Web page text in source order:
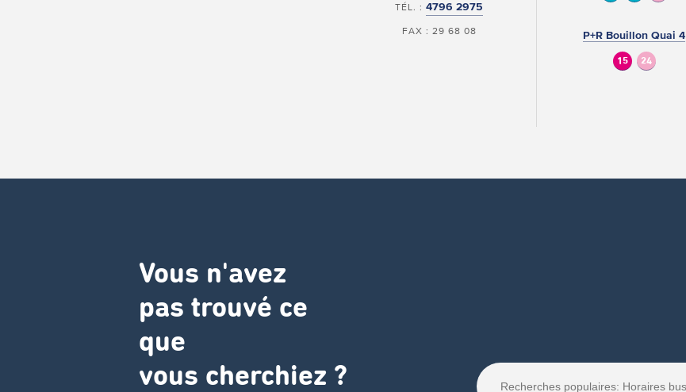
TÉL. :4796 2975
FAX : 29 68 08 P+R Bouillon Quai 4
15 24
Vous n'avez
pas trouvé ce
que
vous cherchiez ?